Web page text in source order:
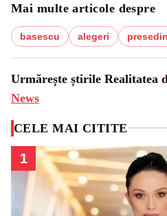
Mai multe articole despre
basescu alegeri
Urmărește știrile Realitatea
News
CELE MAI CITITE
1